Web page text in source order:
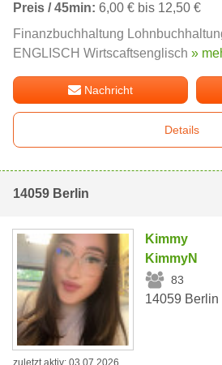
Preis / 45min: 6,00 € bis 12,50 €
Finanzbuchhaltung
ENGLISCH Wirtscaftsenglisch »
Nachricht
Details
14059 Berlin
Kimmy
KimmyN
83
14059 Berlin